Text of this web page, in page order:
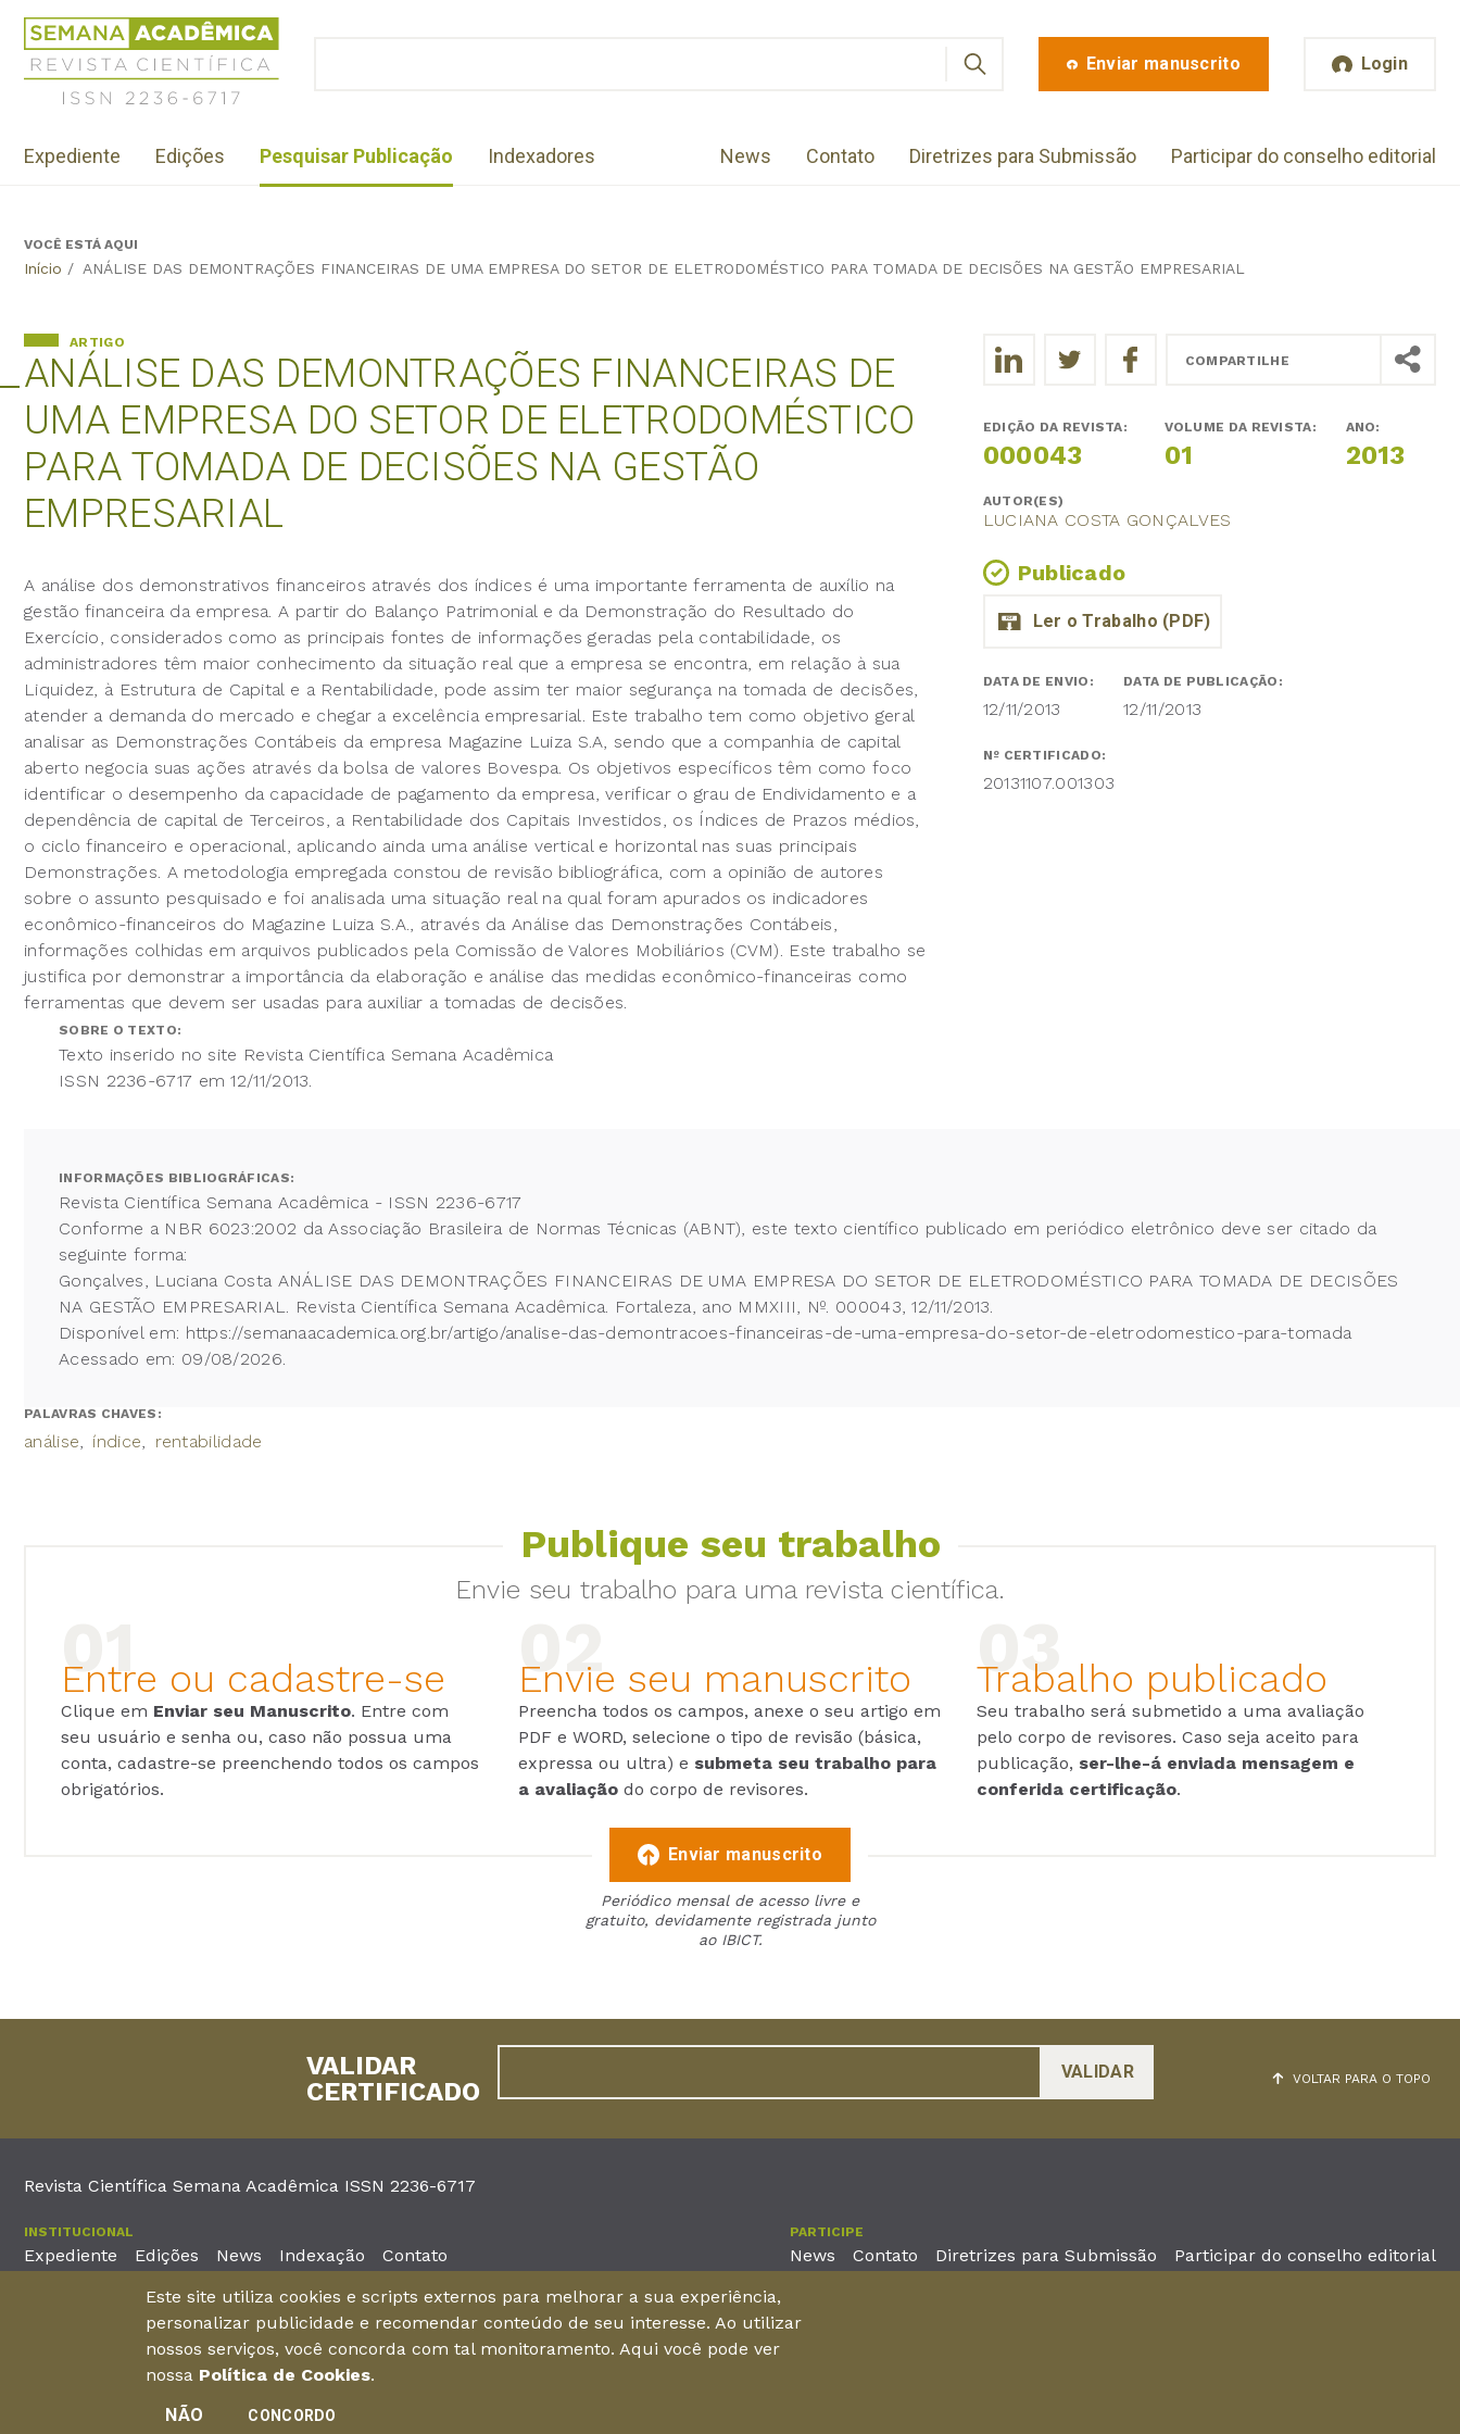
Jump
navigation
Revista
Científica
Semana
Acadêmica
2236-
Enviar manuscrito Login
Menu
institutional
Expediente Edições Pesquisar Publicação Indexadores News Contato Diretrizes para Submissão Participar do conselho editorial
BackVOCÊ ESTÁ AQUI
Início / ANÁLISE DAS DEMONTRAÇÕES FINANCEIRAS DE UMA EMPRESA DO SETOR DE ELETRODOMÉSTICO PARA TOMADA DE DECISÕES NA GESTÃO EMPRESARIAL
ANÁLISE DAS DEMONTRAÇÕES FINANCEIRAS DE
UMA EMPRESA DO SETOR DE ELETRODOMÉSTICO
PARA TOMADA DE DECISÕES NA GESTÃO
EMPRESARIAL
ARTIGO
A análise dos demonstrativos financeiros através dos índices é uma importante ferramenta de auxílio na
gestão financeira da empresa. A partir do Balanço Patrimonial e da Demonstração do Resultado do
Exercício, considerados como as principais fontes de informações geradas pela contabilidade, os
administradores têm maior conhecimento da situação real que a empresa se encontra, em relação à sua
Liquidez, à Estrutura de Capital e a Rentabilidade, pode assim ter maior segurança na tomada de decisões,
atender a demanda do mercado e chegar a excelência empresarial. Este trabalho tem como objetivo geral
analisar as Demonstrações Contábeis da empresa Magazine Luiza S.A, sendo que a companhia de capital
aberto negocia suas ações através da bolsa de valores Bovespa. Os objetivos específicos têm como foco
identificar o desempenho da capacidade de pagamento da empresa, verificar o grau de Endividamento e a
dependência de capital de Terceiros, a Rentabilidade dos Capitais Investidos, os Índices de Prazos médios,
o ciclo financeiro e operacional, aplicando ainda uma análise vertical e horizontal nas suas principais
Demonstrações. A metodologia empregada constou de revisão bibliográfica, com a opinião de autores
sobre o assunto pesquisado e foi analisada uma situação real na qual foram apurados os indicadores
econômico-financeiros do Magazine Luiza S.A., através da Análise das Demonstrações Contábeis,
informações colhidas em arquivos publicados pela Comissão de Valores Mobiliários (CVM). Este trabalho se
justifica por demonstrar a importância da elaboração e análise das medidas econômico-financeiras como
ferramentas que devem ser usadas para auxiliar a tomadas de decisões.
COMPARTILHE
EDIÇÃO DA REVISTA:
000043
VOLUME DA REVISTA:
01
ANO:
2013
AUTOR(ES)
LUCIANA COSTA GONÇALVES
Publicado
DATA DE ENVIO:
12/11/2013
DATA DE PUBLICAÇÃO:
12/11/2013
Nº CERTIFICADO:
20131107.001303
SOBRE O TEXTO:
Texto inserido no site Revista Científica Semana Acadêmica
ISSN 2236-6717 em 12/11/2013.
INFORMAÇÕES BIBLIOGRÁFICAS:
Revista Científica Semana Acadêmica - ISSN 2236-6717
Conforme a NBR 6023:2002 da Associação Brasileira de Normas Técnicas (ABNT), este texto científico publicado em periódico eletrônico deve ser citado da
seguinte forma:
Gonçalves, Luciana Costa ANÁLISE DAS DEMONTRAÇÕES FINANCEIRAS DE UMA EMPRESA DO SETOR DE ELETRODOMÉSTICO PARA TOMADA DE DECISÕES
NA GESTÃO EMPRESARIAL. Revista Científica Semana Acadêmica. Fortaleza, ano MMXIII, Nº. 000043, 12/11/2013.
Disponível em: https://semanaacademica.org.br/artigo/analise-das-demontracoes-financeiras-de-uma-empresa-do-setor-de-eletrodomestico-para-tomada
Acessado em: 09/08/2026.
PALAVRAS CHAVES:
análise índice rentabilidade
Publique seu trabalho
Envie seu trabalho para uma revista científica.
Entre ou cadastre-se
Clique em Enviar seu Manuscrito. Entre com
seu usuário e senha ou, caso não possua uma
conta, cadastre-se preenchendo todos os campos
obrigatórios.
Envie seu manuscrito
Preencha todos os campos, anexe o seu artigo em
PDF e WORD, selecione o tipo de revisão (básica,
expressa ou ultra) e submeta seu trabalho para
a avaliação do corpo de revisores.
Trabalho publicado
Seu trabalho será submetido a uma avaliação
pelo corpo de revisores. Caso seja aceito para
publicação, ser-lhe-á enviada mensagem e
conferida certificação.
Enviar manuscrito
Periódico mensal de acesso livre e
gratuito, devidamente registrada junto
ao IBICT.
VOLTAR PARA O TOPO
VALIDAR
CERTIFICADO
Revista Científica Semana Acadêmica ISSN 2236-6717
INSTITUCIONAL
Expediente Edições News Indexação Contato
PARTICIPE
News Contato Diretrizes para Submissão Participar do conselho editorial
Unieducar Inteligência Educacional Ltda
CNPJ: 05.569.970/0001-26
Av. Desembargador Moreira, No. 2001 – 11º andar - Bairro Aldeota
Fortaleza – Ceará - Brasil - CEP 60170-001
Este site utiliza cookies e scripts externos para melhorar a sua experiência,
personalizar publicidade e recomendar conteúdo de seu interesse. Ao utilizar
nossos serviços, você concorda com tal monitoramento. Aqui você pode ver
nossa Política de Cookies.
NÃO
CONCORDO